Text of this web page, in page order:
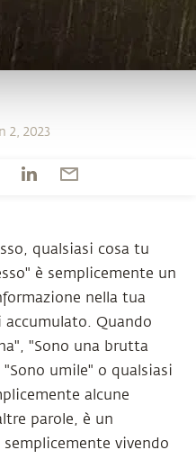
2, 2023
qualsiasi cosa tu
è semplicemente un
nella tua
accumulato. Quando
"Sono una brutta
umile" o qualsiasi
alcune
parole, è un
vivendo